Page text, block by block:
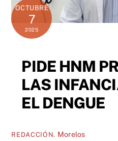
OCTUBRE
7
2025
PIDE HNM
LAS
EL DENGUE
REDACCIÓN. Morelos